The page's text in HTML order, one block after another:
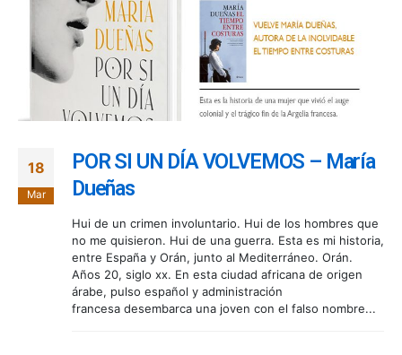
18
Mar
POR SI UN DÍA VOLVEMOS – María
Dueñas
Hui de un crimen involuntario. Hui de los hombres que
no me quisieron. Hui de una guerra. Esta es mi historia,
entre España y Orán, junto al Mediterráneo. Orán.
Años 20, siglo xx. En esta ciudad africana de origen
árabe, pulso español y administración
francesa desembarca una joven con el falso nombre...